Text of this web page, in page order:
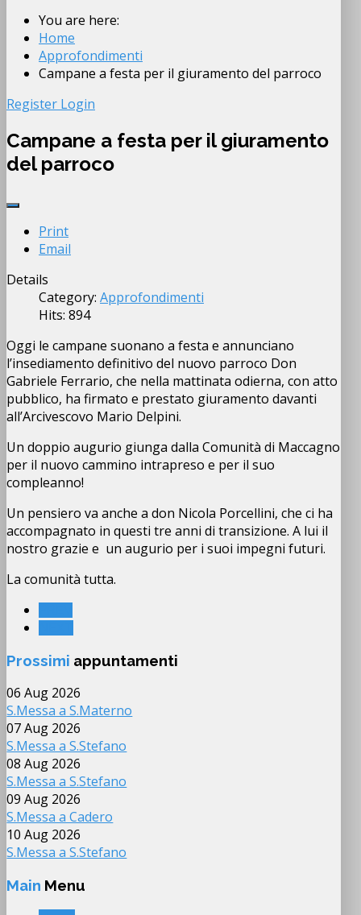
You are here:
Home
Approfondimenti
Campane a festa per il giuramento del parroco
Register Login
Campane a festa per il giuramento
del parroco
Print
Email
Details
Category: Approfondimenti
Hits: 894
Oggi le campane suonano a festa e annunciano
l’insediamento definitivo del nuovo parroco Don
Gabriele Ferrario, che nella mattinata odierna, con atto
pubblico, ha firmato e prestato giuramento davanti
all’Arcivescovo Mario Delpini.
Un doppio augurio giunga dalla Comunità di Maccagno
per il nuovo cammino intrapreso e per il suo
compleanno!
Un pensiero va anche a don Nicola Porcellini, che ci ha
accompagnato in questi tre anni di transizione. A lui il
nostro grazie e un augurio per i suoi impegni futuri.
La comunità tutta.
Prossimi appuntamenti
06 Aug 2026
S.Messa a S.Materno
07 Aug 2026
S.Messa a S.Stefano
08 Aug 2026
S.Messa a S.Stefano
09 Aug 2026
S.Messa a Cadero
10 Aug 2026
S.Messa a S.Stefano
Main Menu